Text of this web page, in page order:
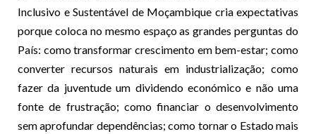
Inclusivo e Sustentável de Moçambique cria expectativas
porque coloca no mesmo espaço as grandes perguntas do
País: como transformar crescimento em bem-estar; como
converter recursos naturais em industrialização; como
fazer da juventude um dividendo económico e não uma
fonte de frustração; como financiar o desenvolvimento
sem aprofundar dependências; como tornar o Estado mais